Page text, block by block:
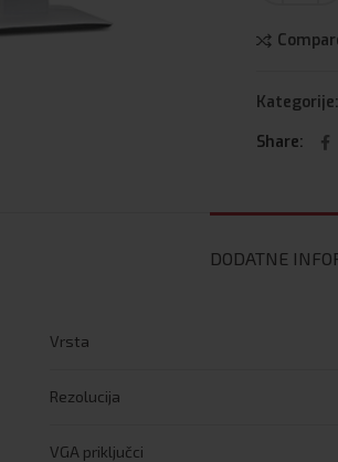
Kategorije:
Share
DODATNE
Vrsta
Rezolucija
VGA priključci